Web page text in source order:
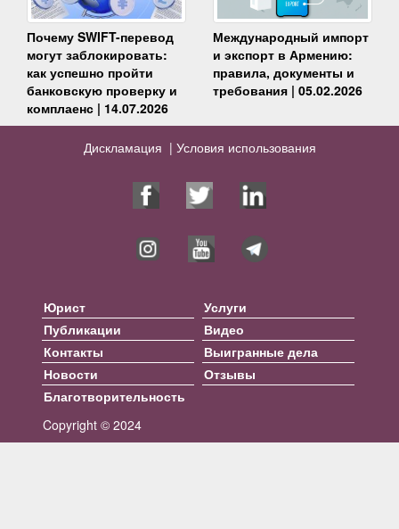
Почему SWIFT-перевод
могут заблокировать:
как успешно пройти
банковскую проверку и
комплаенс | 14.07.2026
Международный импорт
и экспорт в Армению:
правила, документы и
требования | 05.02.2026
Дискламация | Условия использования
Copyright © 2024
Юрист
Услуги
Публикации
Видео
Контакты
Выигранные дела
Новости
Отзывы
Благотворительность